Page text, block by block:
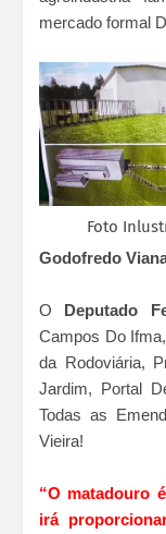
mercado formal
Foto
Godofredo
O Deputado
Campos Do
da Rodoviária,
Jardim, Portal
Todas as
Vieira!
“O matadouro
irá